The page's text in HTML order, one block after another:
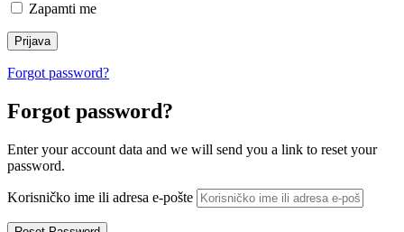
Zapamti me
Forgot password?
Forgot password?
Enter your account data and we will send you a link to reset your
password.
Korisničko ime ili adresa e-pošte